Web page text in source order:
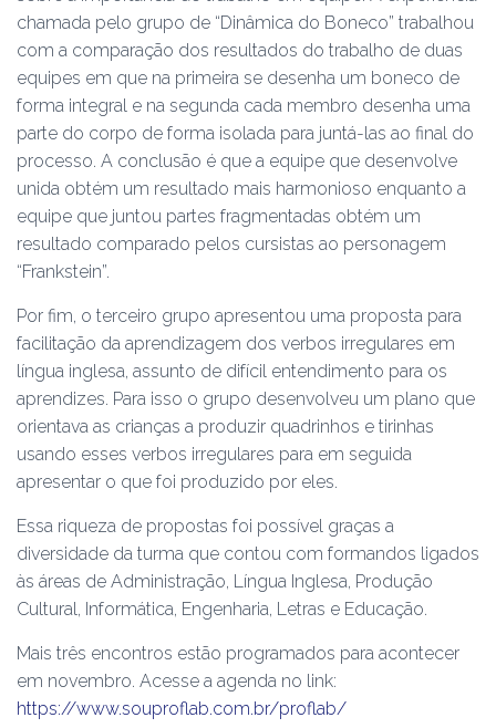
chamada pelo grupo de “Dinâmica do Boneco” trabalhou
com a comparação dos resultados do trabalho de duas
equipes em que na primeira se desenha um boneco de
forma integral e na segunda cada membro desenha uma
parte do corpo de forma isolada para juntá-las ao final do
processo. A conclusão é que a equipe que desenvolve
unida obtém um resultado mais harmonioso enquanto a
equipe que juntou partes fragmentadas obtém um
resultado comparado pelos cursistas ao personagem
“Frankstein”.
Por fim, o terceiro grupo apresentou uma proposta para
facilitação da aprendizagem dos verbos irregulares em
língua inglesa, assunto de difícil entendimento para os
aprendizes. Para isso o grupo desenvolveu um plano que
orientava as crianças a produzir quadrinhos e tirinhas
usando esses verbos irregulares para em seguida
apresentar o que foi produzido por eles.
Essa riqueza de propostas foi possível graças a
diversidade da turma que contou com formandos ligados
às áreas de Administração, Língua Inglesa, Produção
Cultural, Informática, Engenharia, Letras e Educação.
Mais três encontros estão programados para acontecer
em novembro. Acesse a agenda no link:
https://www.souproflab.com.br/proflab/